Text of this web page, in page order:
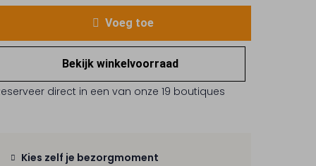
Voeg toe
Bekijk winkelvoorraad
direct in een van onze 19 boutiques
Kies zelf je bezorgmoment